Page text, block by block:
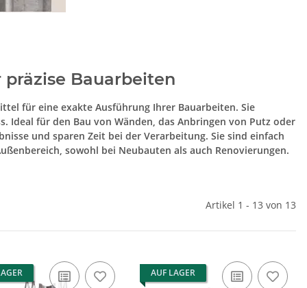
Bauarbeiten
für eine exakte Ausführung Ihrer Bauarbeiten. Sie
Ideal für den Bau von Wänden, das Anbringen von Putz oder
und sparen Zeit bei der Verarbeitung. Sie sind einfach
sowohl bei Neubauten als auch Renovierungen.
Artikel 1 - 13 von 13
AUF LAGER